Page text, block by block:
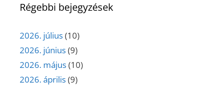
Régebbi bejegyzések
2026. július(10)
2026. június(9)
2026. május(10)
2026. április(9)